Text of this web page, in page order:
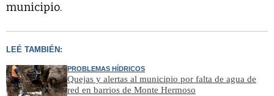
municipio.
LEÉ TAMBIÉN:
PROBLEMAS HÍDRICOS
Quejas y alertas al municipio por falta de agua de
red en barrios de Monte Hermoso